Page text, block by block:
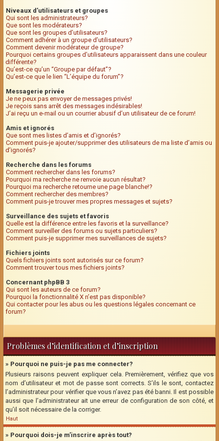
Niveaux d’utilisateurs et groupes
Qui sont les administrateurs?
Que sont les modérateurs?
Que sont les groupes d’utilisateurs?
Comment adhérer à un groupe d’utilisateurs?
Comment devenir modérateur de groupe?
Pourquoi certains groupes d’utilisateurs apparaissent dans une couleur
différente?
Qu’est-ce qu’un “Groupe par défaut”?
Qu’est-ce que le lien “L’équipe du forum”?
Messagerie privée
Je ne peux pas envoyer de messages privés!
Je reçois sans arrêt des messages indésirables!
J’ai reçu un e-mail ou un courrier abusif d’un utilisateur de ce forum!
Amis et ignorés
Que sont mes listes d’amis et d’ignorés?
Comment puis-je ajouter/supprimer des utilisateurs de ma liste d’amis ou
d’ignorés?
Recherche dans les forums
Comment rechercher dans les forums?
Pourquoi ma recherche ne renvoie aucun résultat?
Pourquoi ma recherche retourne une page blanche!?
Comment rechercher des membres?
Comment puis-je trouver mes propres messages et sujets?
Surveillance des sujets et favoris
Quelle est la différence entre les favoris et la surveillance?
Comment surveiller des forums ou sujets particuliers?
Comment puis-je supprimer mes surveillances de sujets?
Fichiers joints
Quels fichiers joints sont autorisés sur ce forum?
Comment trouver tous mes fichiers joints?
Concernant phpBB 3
Qui sont les auteurs de ce forum?
Pourquoi la fonctionnalité X n’est pas disponible?
Qui contacter pour les abus ou les questions légales concernant ce
forum?
Problèmes d’identification et d’inscription
» Pourquoi ne puis-je pas me connecter?
Plusieurs raisons peuvent expliquer cela. Premièrement, vérifiez que vos
nom d’utilisateur et mot de passe sont corrects. S’ils le sont, contactez
l’administrateur pour vérifier que vous n’avez pas été banni. Il est possible
aussi que l’administrateur ait une erreur de configuration de son côté, et
qu’il soit nécessaire de la corriger.
Haut
» Pourquoi dois-je m’inscrire après tout?